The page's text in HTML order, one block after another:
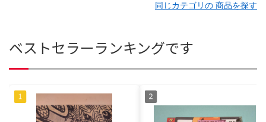
同じカテゴリの 商品を探す
ベストセラーランキングです